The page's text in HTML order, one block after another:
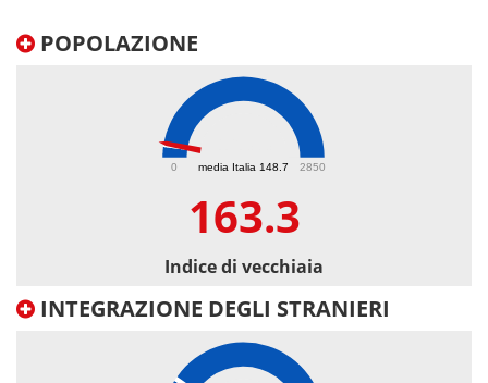
POPOLAZIONE
media Italia 148.7
0 2850
163.3
Indice di vecchiaia
INTEGRAZIONE DEGLI STRANIERI